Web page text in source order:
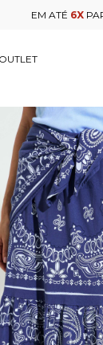
EM ATÉ 6X
OUTLET